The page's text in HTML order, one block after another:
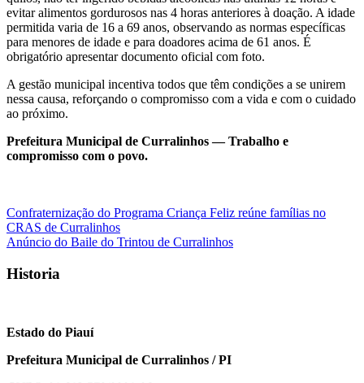
evitar alimentos gordurosos nas 4 horas anteriores à doação. A idade
permitida varia de 16 a 69 anos, observando as normas específicas
para menores de idade e para doadores acima de 61 anos. É
obrigatório apresentar documento oficial com foto.
A gestão municipal incentiva todos que têm condições a se unirem
nessa causa, reforçando o compromisso com a vida e com o cuidado
ao próximo.
Prefeitura Municipal de Curralinhos — Trabalho e
compromisso com o povo.
Navegação
de
Confraternização do Programa Criança Feliz reúne famílias no
CRAS de Curralinhos
Anúncio do Baile do Trintou de Curralinhos
Historia
Estado do Piauí
Prefeitura Municipal de Curralinhos / PI